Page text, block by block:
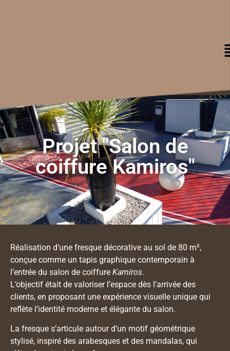
Projet "Salon de
coiffure Kamiros"
Réalisation d’une fresque décorative au sol de 80 m²,
conçue comme un tapis graphique contemporain à
l’entrée du salon de coiffure Kamiros.
L’objectif était de valoriser l’espace dès l’arrivée des
clients, en proposant une expérience visuelle unique qui
reflète l’identité moderne et élégante du salon.
La fresque s’articule autour d’un motif géométrique
stylisé, inspiré des arabesques et des mandalas, qui